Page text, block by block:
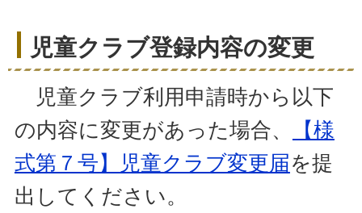
児童クラブ登録内容の変更
児童クラブ利用申請時から以下
の内容に変更があった場合、
【様
式第７号】児童クラブ変更届を提
出してください。